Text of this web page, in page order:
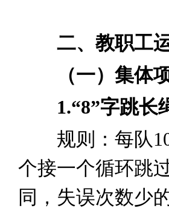
二、教职工
（一）集体
1.“8”字跳长
规则：每队10
个接一个循环跳
同，失误次数少